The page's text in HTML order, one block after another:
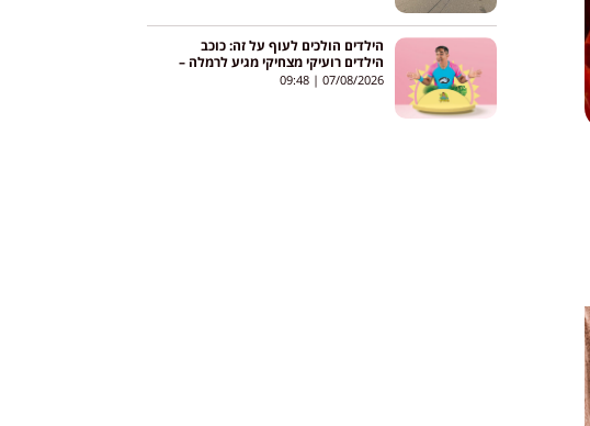
הילדים הולכים לעוף על זה: כוכב
הילדים רועיקי מצחיקי מגיע לרמלה –
והכניסה חופשית
07/08/2026
09:48